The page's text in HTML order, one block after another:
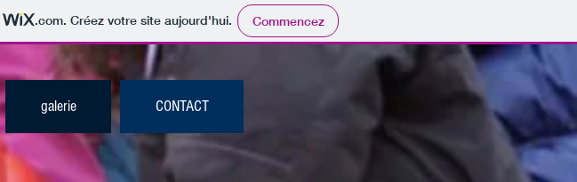
.com. Créez votre site aujourd'hui. Commencez
galerie CONTACT